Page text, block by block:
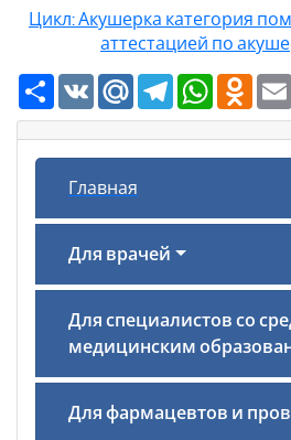
Цикл: Акушерка категория
аттестацией по
Ресурс
VK Mail.RuTelegram
Главная
Для врачей
Для специалистов со
медицинским
Для фармацевтов и